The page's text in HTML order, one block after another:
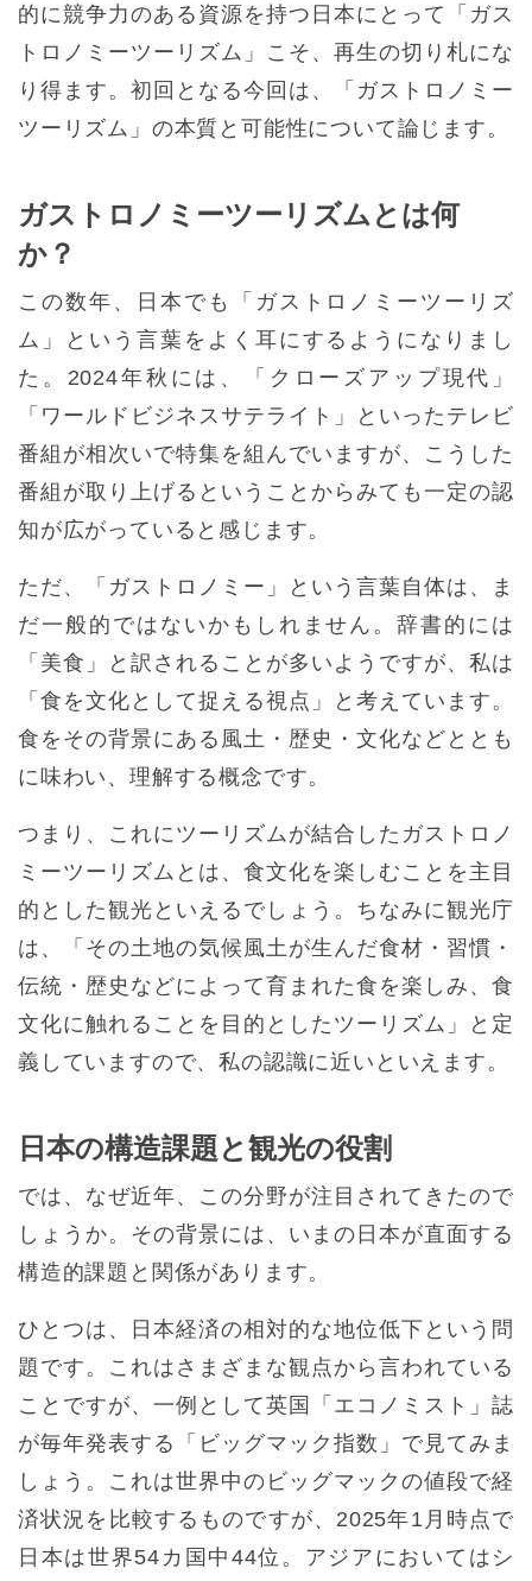
的に競争力のある資源を持つ日本にとって「ガス
トロノミーツーリズム」こそ、再生の切り札にな
り得ます。初回となる今回は、「ガストロノミー
ツーリズム」の本質と可能性について論じます。
ガストロノミーツーリズムとは何
か？
この数年、日本でも「ガストロノミーツーリズ
ム」という言葉をよく耳にするようになりまし
た。2024年秋には、「クローズアップ現代」
「ワールドビジネスサテライト」といったテレビ
番組が相次いで特集を組んでいますが、こうした
番組が取り上げるということからみても一定の認
知が広がっていると感じます。
ただ、「ガストロノミー」という言葉自体は、ま
だ一般的ではないかもしれません。辞書的には
「美食」と訳されることが多いようですが、私は
「食を文化として捉える視点」と考えています。
食をその背景にある風土・歴史・文化などととも
に味わい、理解する概念です。
つまり、これにツーリズムが結合したガストロノ
ミーツーリズムとは、食文化を楽しむことを主目
的とした観光といえるでしょう。ちなみに観光庁
は、「その土地の気候風土が生んだ食材・習慣・
伝統・歴史などによって育まれた食を楽しみ、食
文化に触れることを目的としたツーリズム」と定
義していますので、私の認識に近いといえます。
日本の構造課題と観光の役割
では、なぜ近年、この分野が注目されてきたので
しょうか。その背景には、いまの日本が直面する
構造的課題と関係があります。
ひとつは、日本経済の相対的な地位低下という問
題です。これはさまざまな観点から言われている
ことですが、一例として英国「エコノミスト」誌
が毎年発表する「ビッグマック指数」で見てみま
しょう。これは世界中のビッグマックの値段で経
済状況を比較するものですが、2025年1月時点で
日本は世界54カ国中44位。アジアにおいてはシ